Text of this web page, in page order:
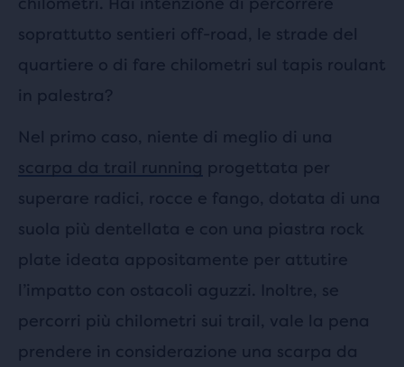
soprattutto sentieri off-road, le strade del
quartiere o di fare chilometri sul tapis roulant
in palestra?
Nel primo caso, niente di meglio di una
scarpa da trail running progettata per
superare radici, rocce e fango, dotata di una
suola più dentellata e con una piastra rock
plate ideata appositamente per attutire
l’impatto con ostacoli aguzzi. Inoltre, se
percorri più chilometri sui trail, vale la pena
prendere in considerazione una scarpa da